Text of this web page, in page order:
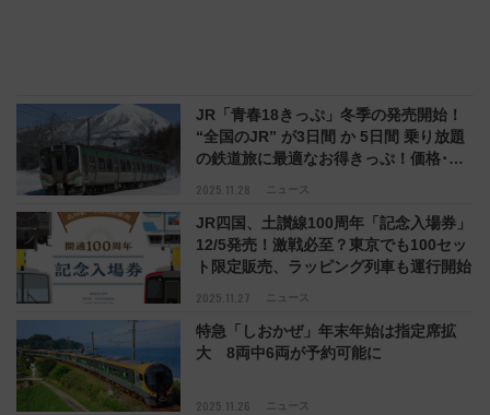
2025.11.28 ニュース
JR「青春18きっぷ」冬季の発売開始！
“全国のJR” が3日間 か 5日間 乗り放題
の鉄道旅に最適なお得きっぷ！価格･期
2025.11.27 ニュース
JR四国、土讃線100周年「記念入場券」
12/5発売！激戦必至？東京でも100セッ
ト限定販売、ラッピング列車も運行開始
2025.11.26 ニュース
特急「しおかぜ」年末年始は指定席拡
大 8両中6両が予約可能に